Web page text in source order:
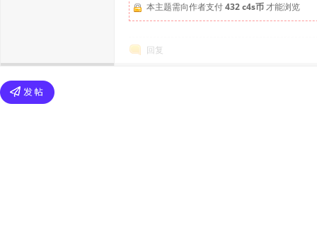
本主题需向作者支付432 c4s币才能浏览
回复